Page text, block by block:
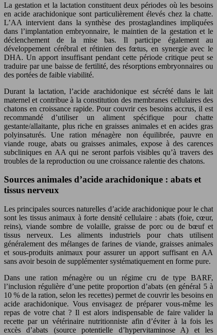
La gestation et la lactation constituent deux périodes où les besoins
en acide arachidonique sont particulièrement élevés chez la chatte.
L’AA intervient dans la synthèse des prostaglandines impliquées
dans l’implantation embryonnaire, le maintien de la gestation et le
déclenchement de la mise bas. Il participe également au
développement cérébral et rétinien des fœtus, en synergie avec le
DHA. Un apport insuffisant pendant cette période critique peut se
traduire par une baisse de fertilité, des résorptions embryonnaires ou
des portées de faible viabilité.
Durant la lactation, l’acide arachidonique est sécrété dans le lait
maternel et contribue à la constitution des membranes cellulaires des
chatons en croissance rapide. Pour couvrir ces besoins accrus, il est
recommandé d’utiliser un aliment spécifique pour chatte
gestante/allaitante, plus riche en graisses animales et en acides gras
polyinsaturés. Une ration ménagère non équilibrée, pauvre en
viande rouge, abats ou graisses animales, expose à des carences
subcliniques en AA qui ne seront parfois visibles qu’à travers des
troubles de la reproduction ou une croissance ralentie des chatons.
Sources animales d’acide arachidonique : abats et
tissus nerveux
Les principales sources naturelles d’acide arachidonique pour le chat
sont les tissus animaux à forte densité cellulaire : abats (foie, cœur,
reins), viande sombre de volaille, graisse de porc ou de bœuf et
tissus nerveux. Les aliments industriels pour chats utilisent
généralement des mélanges de farines de viande, graisses animales
et sous-produits animaux pour assurer un apport suffisant en AA
sans avoir besoin de supplémenter systématiquement en forme pure.
Dans une ration ménagère ou un régime cru de type BARF,
l’inclusion régulière d’une petite proportion d’abats (en général 5 à
10 % de la ration, selon les recettes) permet de couvrir les besoins en
acide arachidonique. Vous envisagez de préparer vous-même les
repas de votre chat ? Il est alors indispensable de faire valider la
recette par un vétérinaire nutritionniste afin d’éviter à la fois les
excès d’abats (source potentielle d’hypervitaminose A) et les